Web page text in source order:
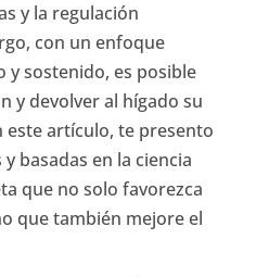
y la regulación
con un enfoque
y sostenido, es posible
y devolver al hígado su
este artículo, te presento
basadas en la ciencia
que no solo favorezca
que también mejore el